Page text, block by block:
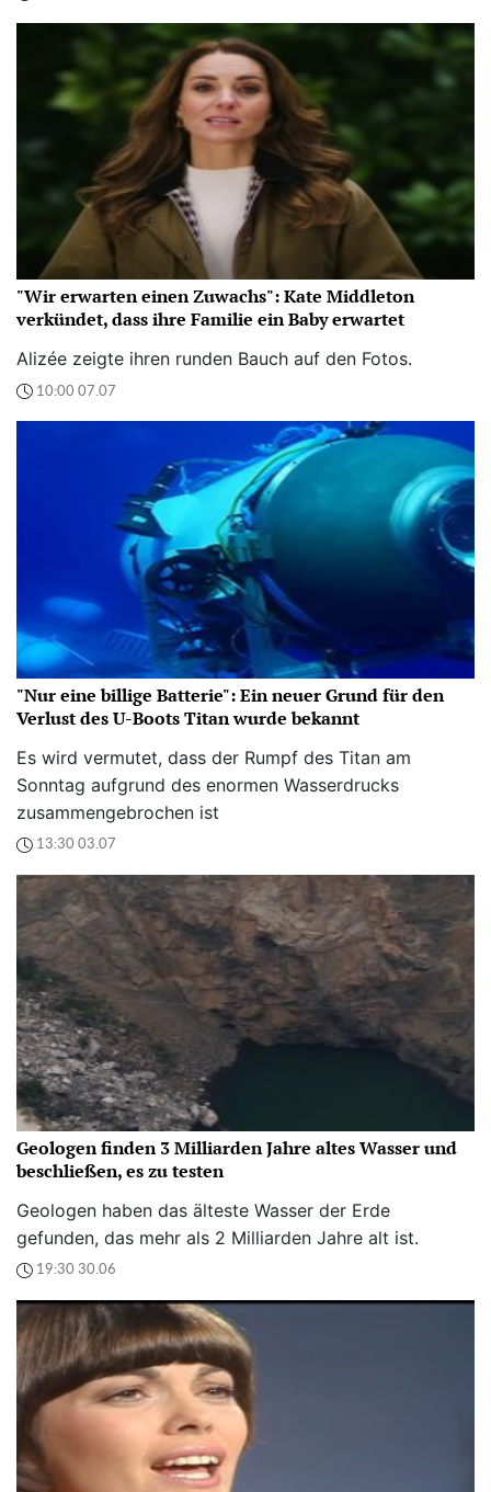
"Wir erwarten einen Zuwachs": Kate Middleton
verkündet, dass ihre Familie ein Baby erwartet
Alizée zeigte ihren runden Bauch auf den Fotos.
10:00 07.07
"Nur eine billige Batterie": Ein neuer Grund für den
Verlust des U-Boots Titan wurde bekannt
Es wird vermutet, dass der Rumpf des Titan am
Sonntag aufgrund des enormen Wasserdrucks
zusammengebrochen ist
13:30 03.07
Geologen finden 3 Milliarden Jahre altes Wasser und
beschließen, es zu testen
Geologen haben das älteste Wasser der Erde
gefunden, das mehr als 2 Milliarden Jahre alt ist.
19:30 30.06